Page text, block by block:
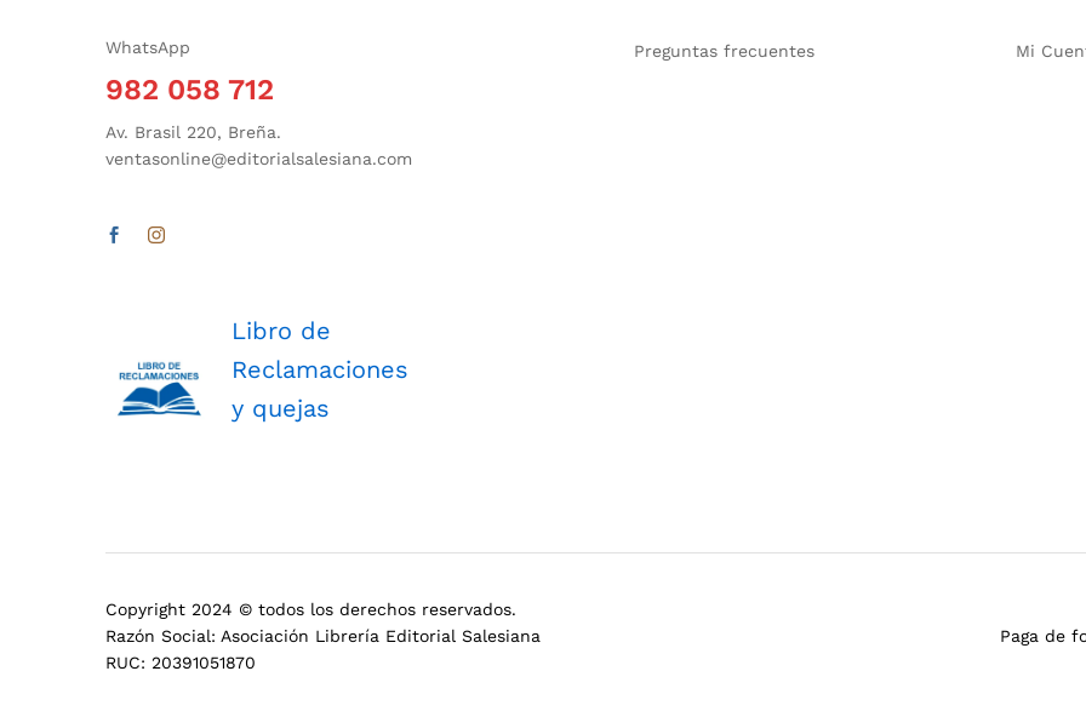
WhatsApp
982 058 712
Av. Brasil 220, Breña.
ventasonline@editorialsalesiana.com
Libro de
Reclamaciones
y quejas
Preguntas frecuentes Mi
Copyright 2024 © todos los derechos reservados.
Razón Social: Asociación Librería Editorial Salesiana
RUC: 20391051870
Paga de